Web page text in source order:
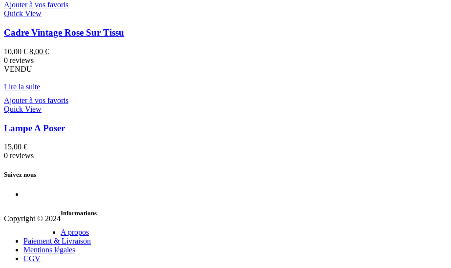
Ajouter à vos favoris
Quick View
Cadre Vintage Rose Sur Tissu
10,00€ Le
prix
initial
10,00 €.
8,00 €Le
0 reviews
VENDU
Lire la suite
Ajouter à vos favoris
Quick View
Lampe A Poser
15,00 €
0 reviews
Suivez nous
Copyright © 2024
Informations
A propos
Paiement & Livraison
Mentions légales
CGV